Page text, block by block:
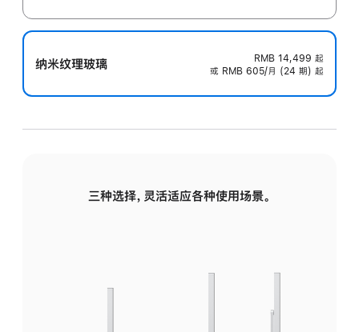
纳米纹理玻璃 RMB 14,499 起
或 RMB 605/月 (24 期) 起
三种选择，灵活适应各种使用场景。